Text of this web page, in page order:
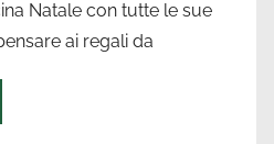
Natale con tutte le sue
ai regali da